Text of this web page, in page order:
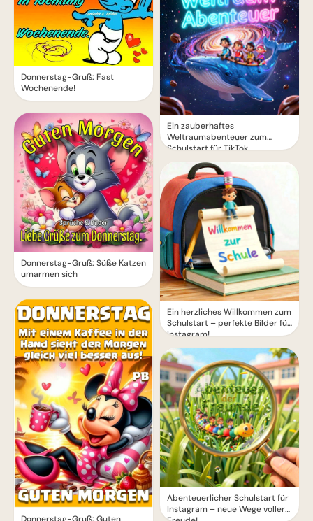
Donnerstag-Gruß: Fast
Wochenende!
Donnerstag-Gruß: Süße Katzen
umarmen sich
Ein zauberhaftes
Weltraumabenteuer zum
Schulstart für TikTok
Ein herzliches Willkommen zum
Schulstart – perfekte Bilder für
Instagram!
Abenteuerlicher Schulstart für
Instagram – neue Wege voller